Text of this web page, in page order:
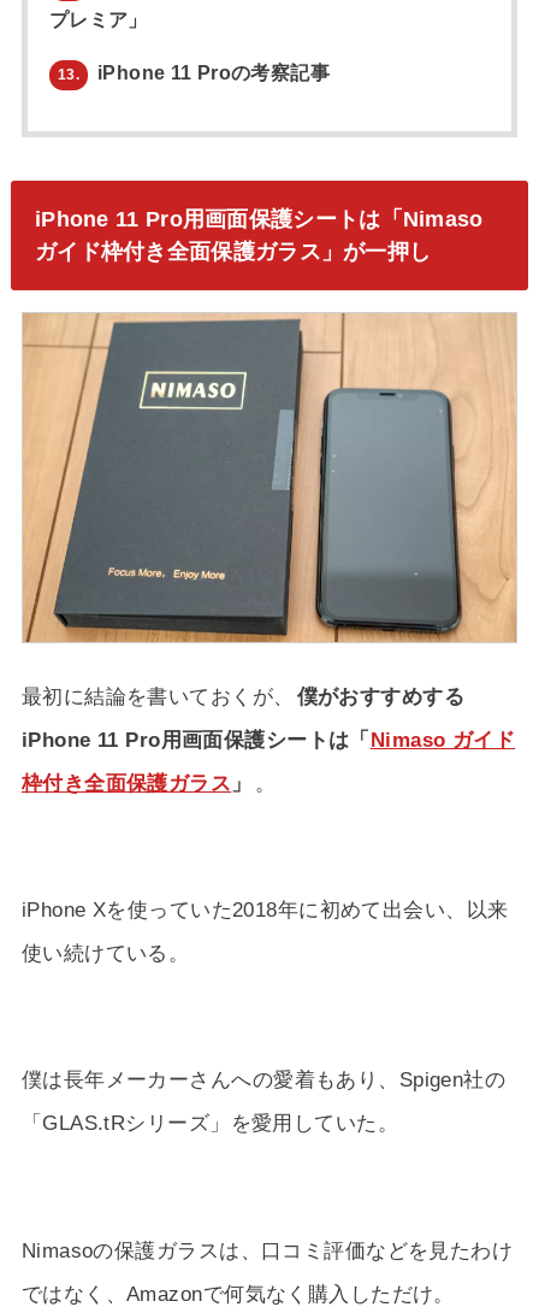
プレミア」
13. iPhone 11 Proの考察記事
iPhone 11 Pro用画面保護シートは「Nimaso
ガイド枠付き全面保護ガラス」が一押し
最初に結論を書いておくが、
僕がおすすめする
iPhone 11 Pro用画面保護シートは「 Nimaso ガイド
枠付き全面保護ガラス 」 。
iPhone Xを使っていた2018年に初めて出会い、以来
使い続けている。
僕は長年メーカーさんへの愛着もあり、Spigen社の
「GLAS.tRシリーズ」を愛用していた。
Nimasoの保護ガラスは、口コミ評価などを見たわけ
ではなく、Amazonで何気なく購入しただけ。